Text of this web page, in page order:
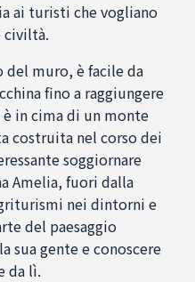
ai turisti che vogliano
civiltà.
del muro, è facile da
fino a raggiungere
in cima di un monte
costruita nel corso dei
soggiornare
Amelia, fuori dalla
nei dintorni e
del paesaggio
sua gente e conoscere
da lì.